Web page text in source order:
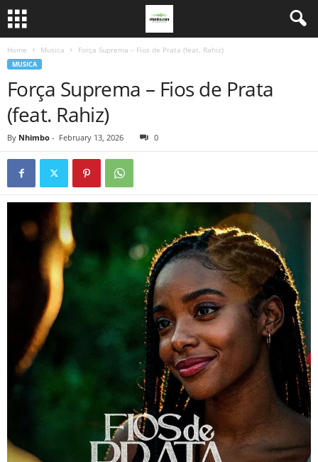
Home Musica Força Suprema – Fios de Prata (feat. Rahiz)
MUSICA
Força Suprema – Fios de Prata
(feat. Rahiz)
By Nhimbo - February 13, 2026 0